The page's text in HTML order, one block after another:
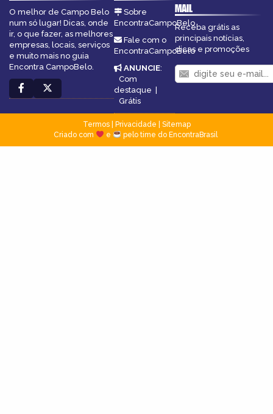
O melhor de Campo Belo
num só lugar! Dicas, onde
ir, o que fazer, as melhores
empresas, locais, serviços
e muito mais no guia
Encontra CampoBelo.
Sobre
EncontraCampoBelo
Fale com o
EncontraCampoBelo
ANUNCIE:
Com
destaque |
Grátis
MAIL
Receba grátis as
principais notícias,
dicas e promoções
Termos| Privacidade
Sitemap
Criado com
e pelo time do EncontraBrasil